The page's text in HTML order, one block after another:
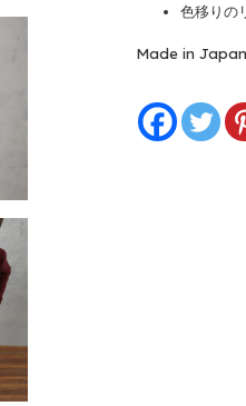
色移りの
Made in Japan
Alternative: